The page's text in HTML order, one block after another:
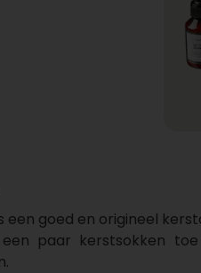
een goed en origineel
een paar kerstsokken